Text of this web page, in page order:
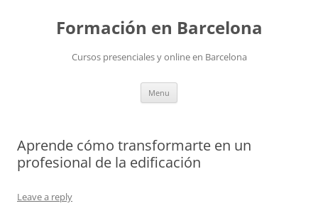
Formación en Barcelona
Cursos presenciales y online en Barcelona
Menu
Aprende cómo transformarte en un
profesional de la edificación
Leave a reply